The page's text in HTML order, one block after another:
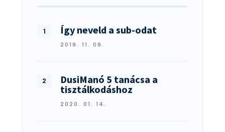
Így neveld a sub-odat
2019. 11. 09.
DusiManó 5 tanácsa a
tisztálkodáshoz
2020. 01. 14.